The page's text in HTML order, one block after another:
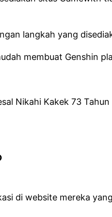
langkah yang
membuat Genshin
Nikahi Kakek 73
di website mereka